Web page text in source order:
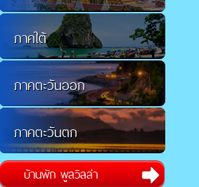
ภาคใต้
ภาคตะวันออก
ภาคตะวันตก
บ้านพัก พูลวิลล่า